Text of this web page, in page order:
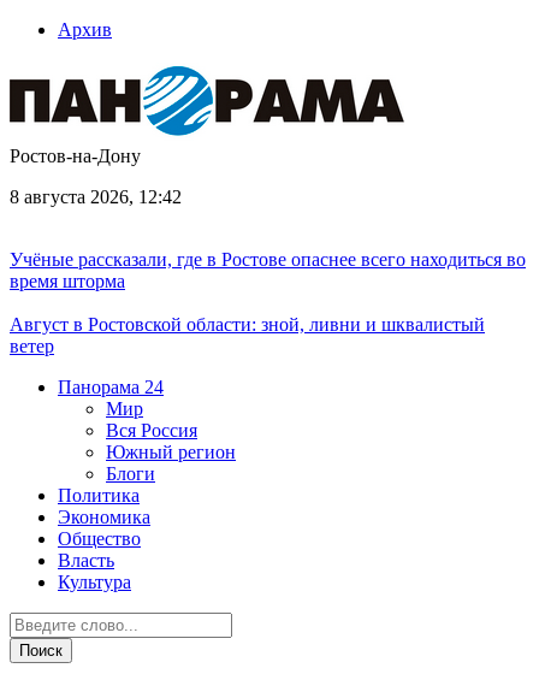
Архив
Ростов-на-Дону
8 августа 2026, 12:42
Учёные рассказали, где в Ростове опаснее всего находиться во
время шторма
Август в Ростовской области: зной, ливни и шквалистый
ветер
Панорама 24
Мир
Вся Россия
Южный регион
Блоги
Политика
Экономика
Общество
Власть
Культура